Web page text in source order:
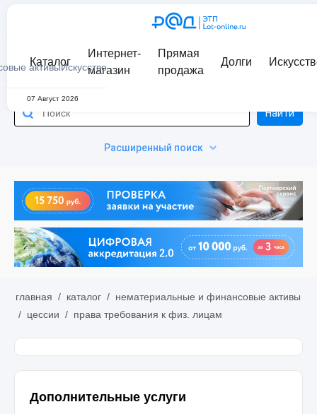
активыИскусство
Каталог
Интернет-
магазин
Прямая
продажа
Долги
07 Август 2026
Расширенный поиск
Найти
главная / каталог / нематериальные и финансовые активы
/ цессии / права требования к физ. лицам
Дополнительные услуги